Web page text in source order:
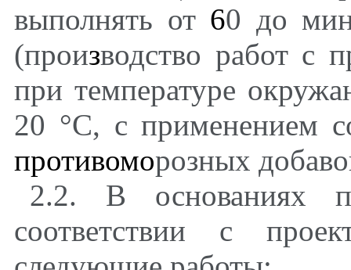
выполнять от 60 до
(производство работ с
при температуре
20 °С, с применением
противоморозных
2.2. В основаниях
соответствии с